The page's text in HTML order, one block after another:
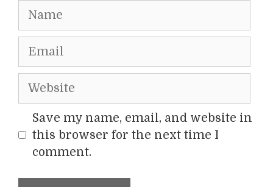
Name
Email
Website
Save my name, email, and website in
this browser for the next time I
comment.